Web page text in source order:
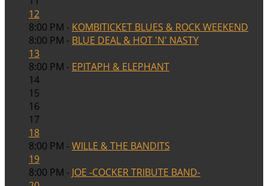
12
8:00 PM - KOMBITICKET BLUES & ROCK WEEKEND
8:00 PM - BLUE DEAL & HOT 'N' NASTY
13
8:00 PM - EPITAPH & ELEPHANT
14
15
16
17
18
8:00 PM -WILLE & THE BANDITS
19
8:00 PM - JOE -COCKER TRIBUTE BAND-